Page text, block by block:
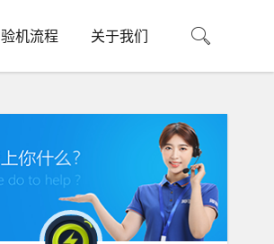
验机流程 关于我们